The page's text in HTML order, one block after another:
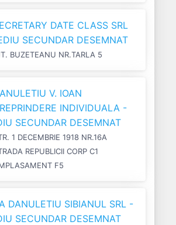
DATE CLASS SRL
SECUNDAR DESEMNAT
BUZETEANU NR.TARLA 5
V. IOAN
INDIVIDUALA -
SECUNDAR DESEMNAT
1 DECEMBRIE 1918 NR.16A
REPUBLICII CORP C1
F5
DANULETIU SIBIANUL SRL -
SECUNDAR DESEMNAT